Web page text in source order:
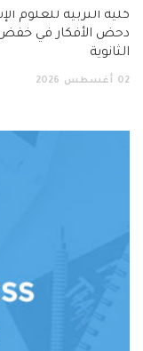
كلية التربية للعلوم
دحض الأفكار في
الثانوية
02 أغسطس 2026